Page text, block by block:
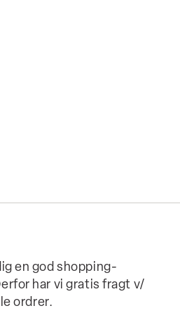
en god shopping-
har vi gratis fragt v/
ordrer.